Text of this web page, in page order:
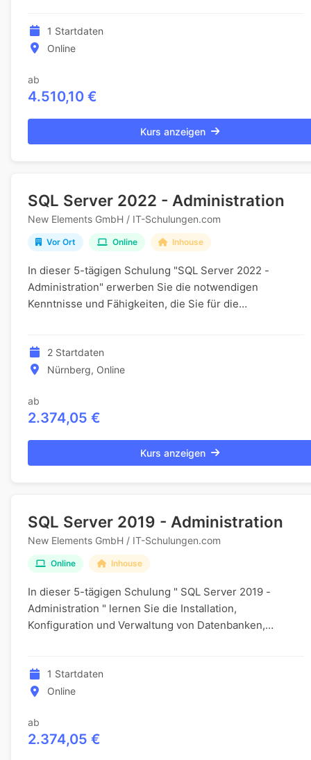
1 Startdaten
Online
ab
4.510,10 €
Kurs anzeigen
SQL Server 2022 - Administration
New Elements GmbH / IT-Schulungen.com
Vor Ort Online Inhouse
In dieser 5-tägigen Schulung "SQL Server 2022 -
Administration" erwerben Sie die notwendigen
Kenntnisse und Fähigkeiten, die Sie für die
2 Startdaten
Nürnberg, Online
ab
2.374,05 €
Kurs anzeigen
SQL Server 2019 - Administration
New Elements GmbH / IT-Schulungen.com
Online Inhouse
In dieser 5-tägigen Schulung " SQL Server 2019 -
Administration " lernen Sie die Installation,
Konfiguration und Verwaltung von Datenbanken,
1 Startdaten
Online
ab
2.374,05 €